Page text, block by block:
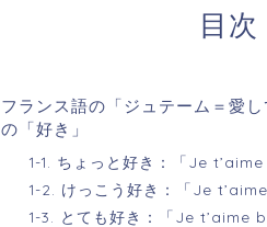
目次
フランス語の「ジュテーム＝愛
の「好き」
1-1. ちょっと好き：「Je t’aime
1-2. けっこう好き：「Je
1-3. とても好き：「Je t’aime